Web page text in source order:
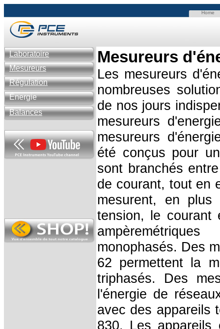
Home
Laboratoire
Mesureurs
Régulation
Énergie
Balances
Mesureurs
Les mesureurs
nombreuses
de nos jours
mesureurs
mesureurs
été conçus pour
sont branchés
de courant, tout en
mesurent, en
tension, le courant
monophasés. Des
62 permettent la
triphasés. Des
l'énergie de
avec des appareils
830. Les appareils